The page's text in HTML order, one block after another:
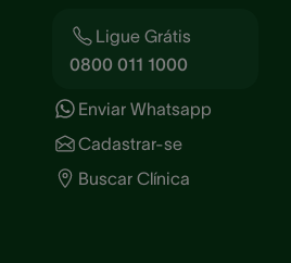
Ligue Grátis
0800 011 1000
Enviar Whatsapp
Cadastrar-se
Buscar Clínica